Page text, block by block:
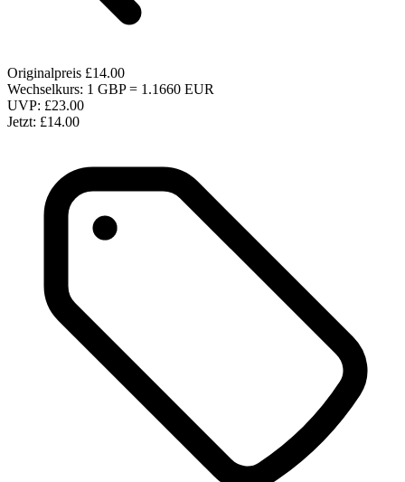
Originalpreis £14.00
Wechselkurs: 1 GBP = 1.1660 EUR
UVP: £23.00
Jetzt: £14.00